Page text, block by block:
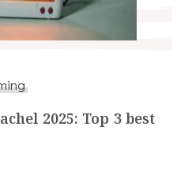
2025: Top 3 best